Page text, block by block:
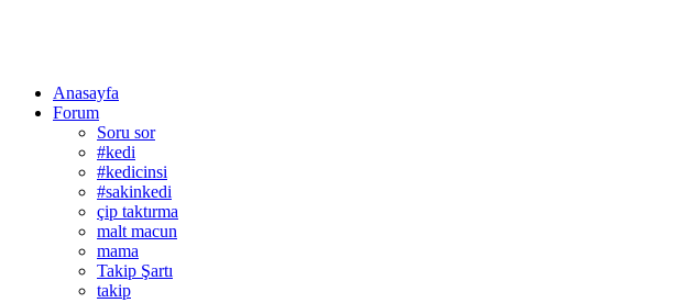
Anasayfa
Forum
Soru sor
#kedi
#kedicinsi
#sakinkedi
çip taktırma
malt macun
mama
Takip Şartı
takip